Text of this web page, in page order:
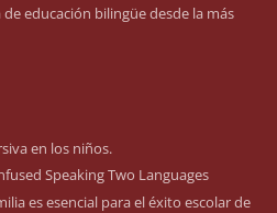
educación bilingüe desde la más
en los niños.
Speaking Two Languages
es esencial para el éxito escolar de